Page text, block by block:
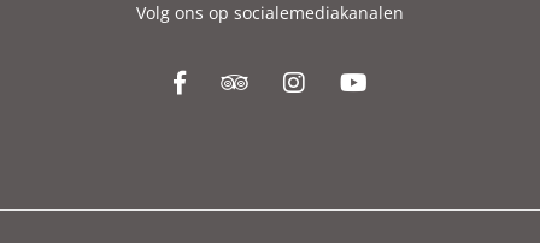
Volg ons op socialemediakanalen